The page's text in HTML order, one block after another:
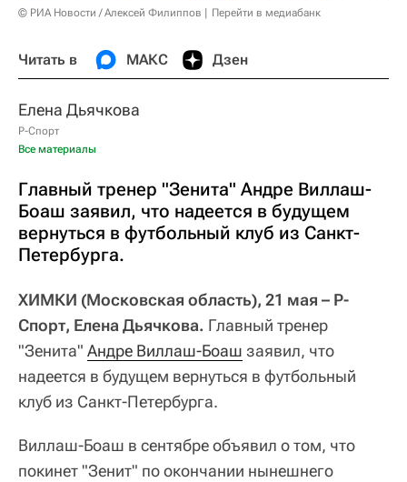
© РИА Новости / Алексей Филиппов Перейти в медиабанк
Читать в МАКС Дзен
Елена Дьячкова
Р-Спорт
Все материалы
Главный тренер "Зенита" Андре Виллаш-
Боаш заявил, что надеется в будущем
вернуться в футбольный клуб из Санкт-
Петербурга.
ХИМКИ (Московская область), 21 мая – Р-
Спорт, Елена Дьячкова. Главный тренер
"Зенита" Андре Виллаш-Боаш заявил, что
надеется в будущем вернуться в футбольный
клуб из Санкт-Петербурга.
Виллаш-Боаш в сентябре объявил о том, что
покинет "Зенит" по окончании нынешнего